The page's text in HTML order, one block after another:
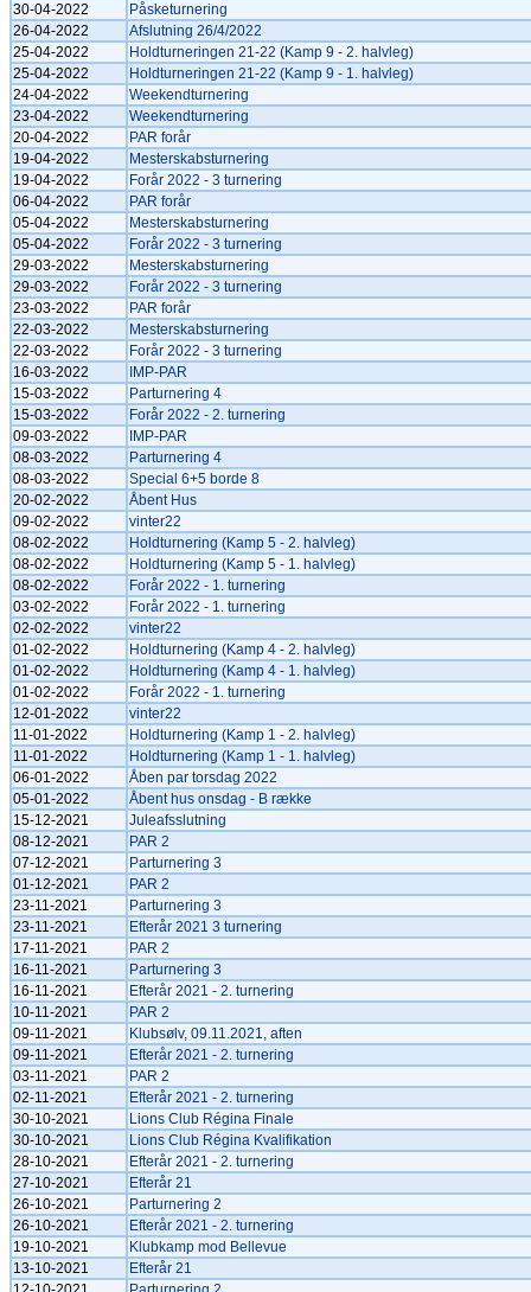
30-04-2022
Påsketurnering
26-04-2022
Afslutning 26/4/2022
25-04-2022
Holdturneringen 21-22 (Kamp 9 - 2. halvleg)
25-04-2022
Holdturneringen 21-22 (Kamp 9 - 1. halvleg)
24-04-2022
Weekendturnering
23-04-2022
Weekendturnering
20-04-2022
PAR forår
19-04-2022
Mesterskabsturnering
19-04-2022
Forår 2022 - 3 turnering
06-04-2022
PAR forår
05-04-2022
Mesterskabsturnering
05-04-2022
Forår 2022 - 3 turnering
29-03-2022
Mesterskabsturnering
29-03-2022
Forår 2022 - 3 turnering
23-03-2022
PAR forår
22-03-2022
Mesterskabsturnering
22-03-2022
Forår 2022 - 3 turnering
16-03-2022
IMP-PAR
15-03-2022
Parturnering 4
15-03-2022
Forår 2022 - 2. turnering
09-03-2022
IMP-PAR
08-03-2022
Parturnering 4
08-03-2022
Special 6+5 borde 8
20-02-2022
Åbent Hus
09-02-2022
vinter22
08-02-2022
Holdturnering (Kamp 5 - 2. halvleg)
08-02-2022
Holdturnering (Kamp 5 - 1. halvleg)
08-02-2022
Forår 2022 - 1. turnering
03-02-2022
Forår 2022 - 1. turnering
02-02-2022
vinter22
01-02-2022
Holdturnering (Kamp 4 - 2. halvleg)
01-02-2022
Holdturnering (Kamp 4 - 1. halvleg)
01-02-2022
Forår 2022 - 1. turnering
12-01-2022
vinter22
11-01-2022
Holdturnering (Kamp 1 - 2. halvleg)
11-01-2022
Holdturnering (Kamp 1 - 1. halvleg)
06-01-2022
Åben par torsdag 2022
05-01-2022
Åbent hus onsdag - B række
15-12-2021
Juleafsslutning
08-12-2021
PAR 2
07-12-2021
Parturnering 3
01-12-2021
PAR 2
23-11-2021
Parturnering 3
23-11-2021
Efterår 2021 3 turnering
17-11-2021
PAR 2
16-11-2021
Parturnering 3
16-11-2021
Efterår 2021 - 2. turnering
10-11-2021
PAR 2
09-11-2021
Klubsølv, 09.11.2021, aften
09-11-2021
Efterår 2021 - 2. turnering
03-11-2021
PAR 2
02-11-2021
Efterår 2021 - 2. turnering
30-10-2021
Lions Club Régina Finale
30-10-2021
Lions Club Régina Kvalifikation
28-10-2021
Efterår 2021 - 2. turnering
27-10-2021
Efterår 21
26-10-2021
Parturnering 2
26-10-2021
Efterår 2021 - 2. turnering
19-10-2021
Klubkamp mod Bellevue
13-10-2021
Efterår 21